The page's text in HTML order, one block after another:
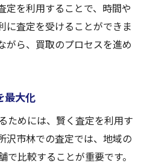
定を利用することで、時間や
に査定を受けることができま
がら、買取のプロセスを進め
最大化
ためには、賢く査定を利用す
沢市林での査定では、地域の
比較することが重要です。